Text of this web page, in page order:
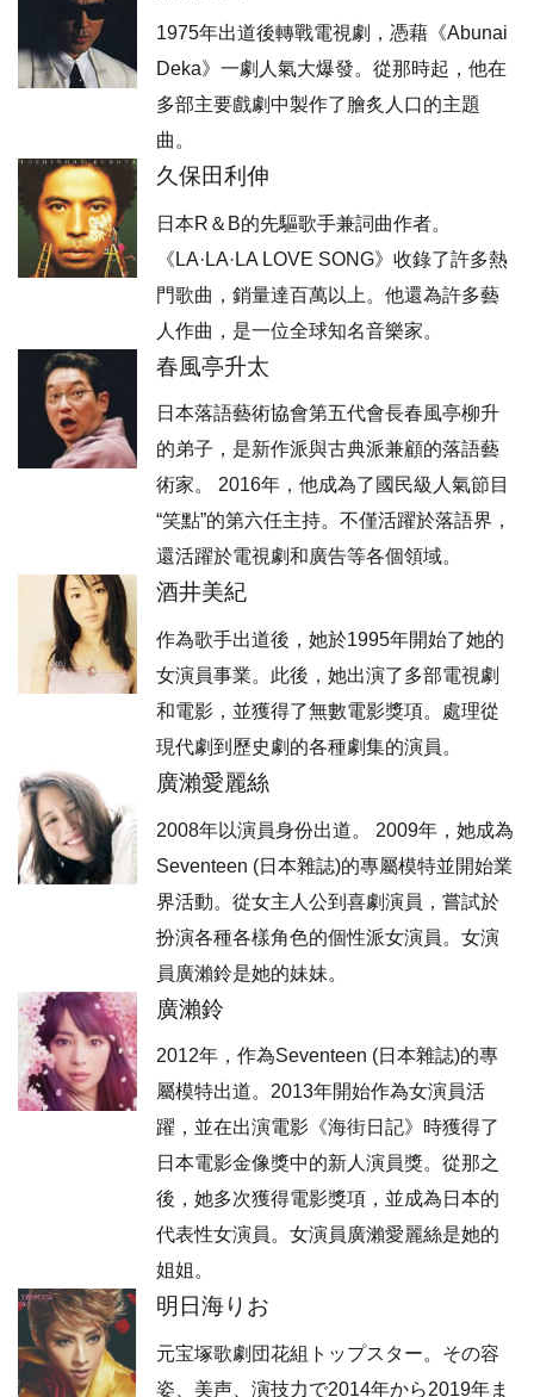
1975年出道後轉戰電視劇，憑藉《Abunai
Deka》一劇人氣大爆發。從那時起，他在
多部主要戲劇中製作了膾炙人口的主題
曲。
久保田利伸
日本R＆B的先驅歌手兼詞曲作者。
《LA·LA·LA LOVE SONG》收錄了許多熱
門歌曲，銷量達百萬以上。他還為許多藝
人作曲，是一位全球知名音樂家。
春風亭升太
日本落語藝術協會第五代會長春風亭柳升
的弟子，是新作派與古典派兼顧的落語藝
術家。 2016年，他成為了國民級人氣節目
“笑點”的第六任主持。不僅活躍於落語界，
還活躍於電視劇和廣告等各個領域。
酒井美紀
作為歌手出道後，她於1995年開始了她的
女演員事業。此後，她出演了多部電視劇
和電影，並獲得了無數電影獎項。處理從
現代劇到歷史劇的各種劇集的演員。
廣瀨愛麗絲
2008年以演員身份出道。 2009年，她成為
Seventeen (日本雜誌)的專屬模特並開始業
界活動。從女主人公到喜劇演員，嘗試於
扮演各種各樣角色的個性派女演員。女演
員廣瀨鈴是她的妹妹。
廣瀨鈴
2012年，作為Seventeen (日本雜誌)的專
屬模特出道。2013年開始作為女演員活
躍，並在出演電影《海街日記》時獲得了
日本電影金像獎中的新人演員獎。從那之
後，她多次獲得電影獎項，並成為日本的
代表性女演員。女演員廣瀨愛麗絲是她的
姐姐。
明日海りお
元宝塚歌劇団花組トップスター。その容
姿、美声、演技力で2014年から2019年ま